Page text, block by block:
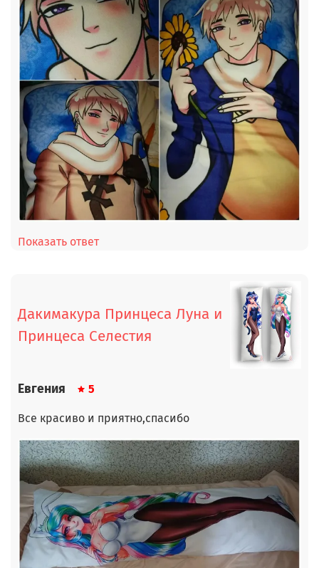
Показать ответ
Дакимакура Принцеса Луна и
Принцеса Селестия
Евгения 5
Все красиво и приятно,спасибо